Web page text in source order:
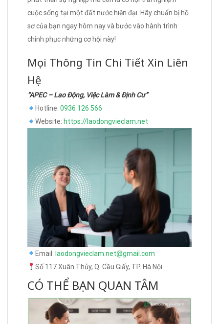
cuộc sống tại một đất nước hiện đại. Hãy chuẩn bị hồ
sơ của bạn ngay hôm nay và bước vào hành trình
chinh phục những cơ hội này!
Mọi Thông Tin Chi Tiết Xin Liên
Hệ
“APEC – Lao Động, Việc Làm & Định Cư”
Hotline: 0936 126 566
Website: https://laodongvieclam.net
Email: laodongvieclam.net@gmail.com
Số 117 Xuân Thủy, Q. Cầu Giấy, TP. Hà Nội
CÓ THỂ BẠN QUAN TÂM